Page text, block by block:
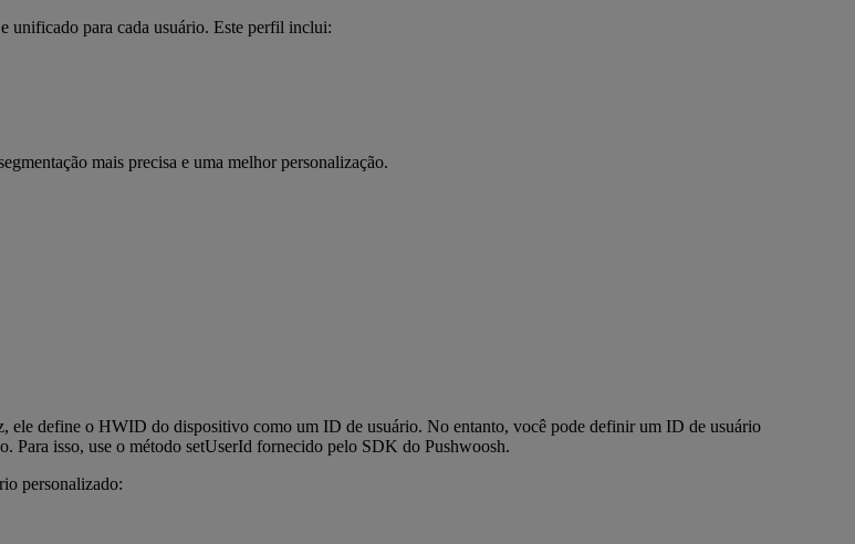
unificado para cada usuário. Este perfil inclui:
mais precisa e uma melhor personalização.
define o HWID do dispositivo como um ID de usuário. No entanto, você pode definir um ID de usuário
Para isso, use o método setUserId fornecido pelo SDK do Pushwoosh.
personalizado: